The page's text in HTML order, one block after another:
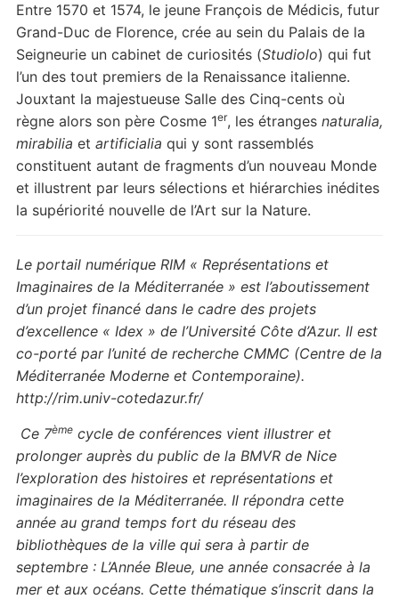
Entre 1570 et 1574, le jeune François de Médicis, futur
Grand-Duc de Florence, crée au sein du Palais de la
Seigneurieun cabinet de curiosités (Studiolo) qui fut
l’un des tout premiers de la Renaissance italienne.
Jouxtant la majestueuse Salle des Cinq-cents où
règne alors son père Cosme 1er, les étranges naturalia,
mirabilia et artificialia qui y sont rassemblés
constituent autant de fragments d’un nouveau Monde
et illustrent par leurs sélections et hiérarchies inédites
la supériorité nouvelle de l’Art sur la Nature.
Le portail numérique RIM « Représentations et
Imaginaires de la Méditerranée » est l’aboutissement
d’un projet financé dans le cadre des projets
d’excellence « Idex » de l’Université Côte d’Azur. Il est
co-porté par l’unité de recherche CMMC (Centre de la
Méditerranée Moderne et Contemporaine).
http://rim.univ-cotedazur.fr/
Ce 7èmecycle de conférences vient illustrer et
prolonger auprès du public de la BMVR de Nice
l’exploration des histoires et représentations et
imaginaires de la Méditerranée. Il répondra cette
année au grand temps fort du réseau des
bibliothèques de la ville qui sera à partir de
septembre : L’Année Bleue, une année consacrée à la
mer et aux océans. Cette thématique s’inscrit dans la